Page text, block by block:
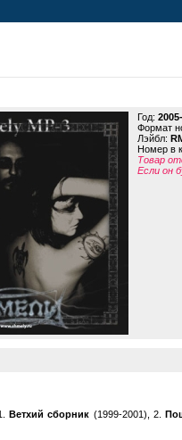
Год:
Формат
Лэйбл:
Номер в
Товар
Если он
Ветхий сборник (1999-2001), 2.